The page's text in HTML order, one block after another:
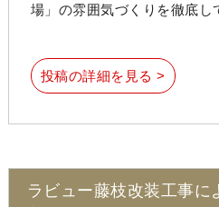
場」の雰囲気づくりを徹底
投稿の詳細を見る >
ラビュー藤枝改装工事に